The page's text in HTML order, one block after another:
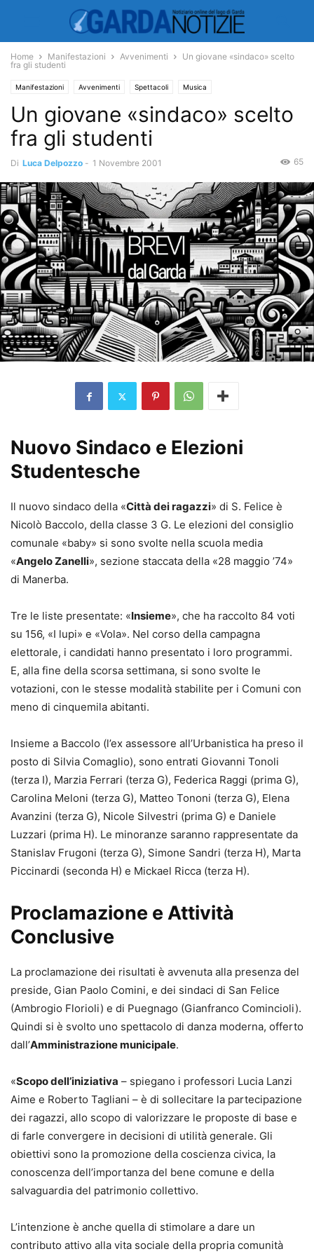
Home Manifestazioni Avvenimenti
Un giovane «sindaco» scelto
fra gli studenti
Manifestazioni Avvenimenti Spettacoli Musica
Manifestazioni ed Eventi
Un giovane «sindaco» scelto
fra gli studenti
Di Luca Delpozzo - 1 Novembre 2001 65
Nuovo Sindaco e Elezioni
Studentesche
Il nuovo sindaco della «Città dei ragazzi» di S. Felice è
Nicolò Baccolo, della classe 3 G. Le elezioni del consiglio
comunale «baby» si sono svolte nella scuola media
«Angelo Zanelli», sezione staccata della «28 maggio ’74»
di Manerba.
Tre le liste presentate: «Insieme», che ha raccolto 84 voti
su 156, «I lupi» e «Vola». Nel corso della campagna
elettorale, i candidati hanno presentato i loro programmi.
E, alla fine della scorsa settimana, si sono svolte le
votazioni, con le stesse modalità stabilite per i Comuni con
meno di cinquemila abitanti.
Insieme a Baccolo (l’ex assessore all’Urbanistica ha preso il
posto di Silvia Comaglio), sono entrati Giovanni Tonoli
(terza I), Marzia Ferrari (terza G), Federica Raggi (prima G),
Carolina Meloni (terza G), Matteo Tononi (terza G), Elena
Avanzini (terza G), Nicole Silvestri (prima G) e Daniele
Luzzari (prima H). Le minoranze saranno rappresentate da
Stanislav Frugoni (terza G), Simone Sandri (terza H), Marta
Piccinardi (seconda H) e Mickael Ricca (terza H).
Proclamazione e Attività
Conclusive
La proclamazione dei risultati è avvenuta alla presenza del
preside, Gian Paolo Comini, e dei sindaci di San Felice
(Ambrogio Florioli) e di Puegnago (Gianfranco Comincioli).
Quindi si è svolto uno spettacolo di danza moderna, offerto
dall’Amministrazione municipale.
«Scopo dell’iniziativa – spiegano i professori Lucia Lanzi
Aime e Roberto Tagliani – è di sollecitare la partecipazione
dei ragazzi, allo scopo di valorizzare le proposte di base e
di farle convergere in decisioni di utilità generale. Gli
obiettivi sono la promozione della coscienza civica, la
conoscenza dell’importanza del bene comune e della
salvaguardia del patrimonio collettivo.
L’intenzione è anche quella di stimolare a dare un
contributo attivo alla vita sociale della propria comunità